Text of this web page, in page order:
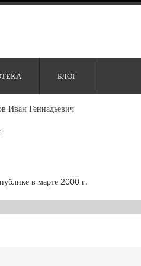
БЛОГ
Иван Геннадьевич
в марте 2000 г.